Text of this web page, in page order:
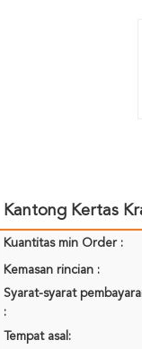
Kantong Kertas
Kuantitas min Order :
Kemasan rincian :
Syarat-syarat
:
Tempat asal: